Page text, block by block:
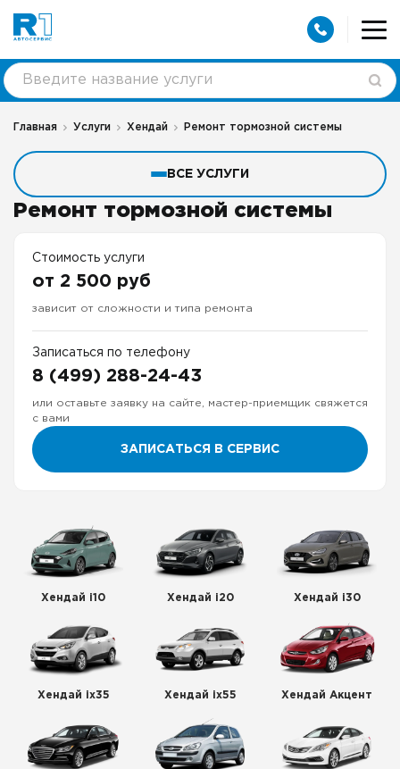
Главная Услуги Хендай Ремонт тормозной системы
ВСЕ УСЛУГИ
Ремонт тормозной системы
Стоимость услуги
от 2 500 руб
зависит от сложности и типа ремонта
Записаться по телефону
8 (499) 288-24-43
или оставьте заявку на сайте, мастер-приемщик свяжется
с вами
ЗАПИСАТЬСЯ В СЕРВИС
Хендай i10 Хендай i20 Хендай i30
Хендай ix35 Хендай ix55 Хендай Акцент